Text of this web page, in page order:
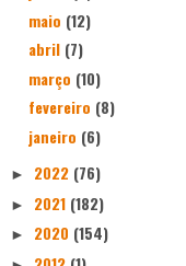
maio (12)
abril (7)
março (10)
fevereiro (8)
janeiro (6)
► 2022 (76)
► 2021 (182)
► 2020 (154)